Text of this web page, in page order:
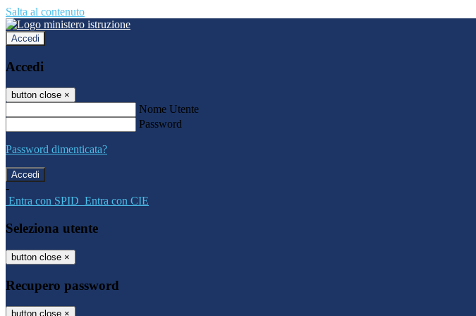
Salta al contenuto
Accedi
Accedi
button close ×
Nome Utente
Password
Password dimenticata?
-
Entra con SPID Entra con CIE
Seleziona utente
button close ×
Recupero password
button close ×